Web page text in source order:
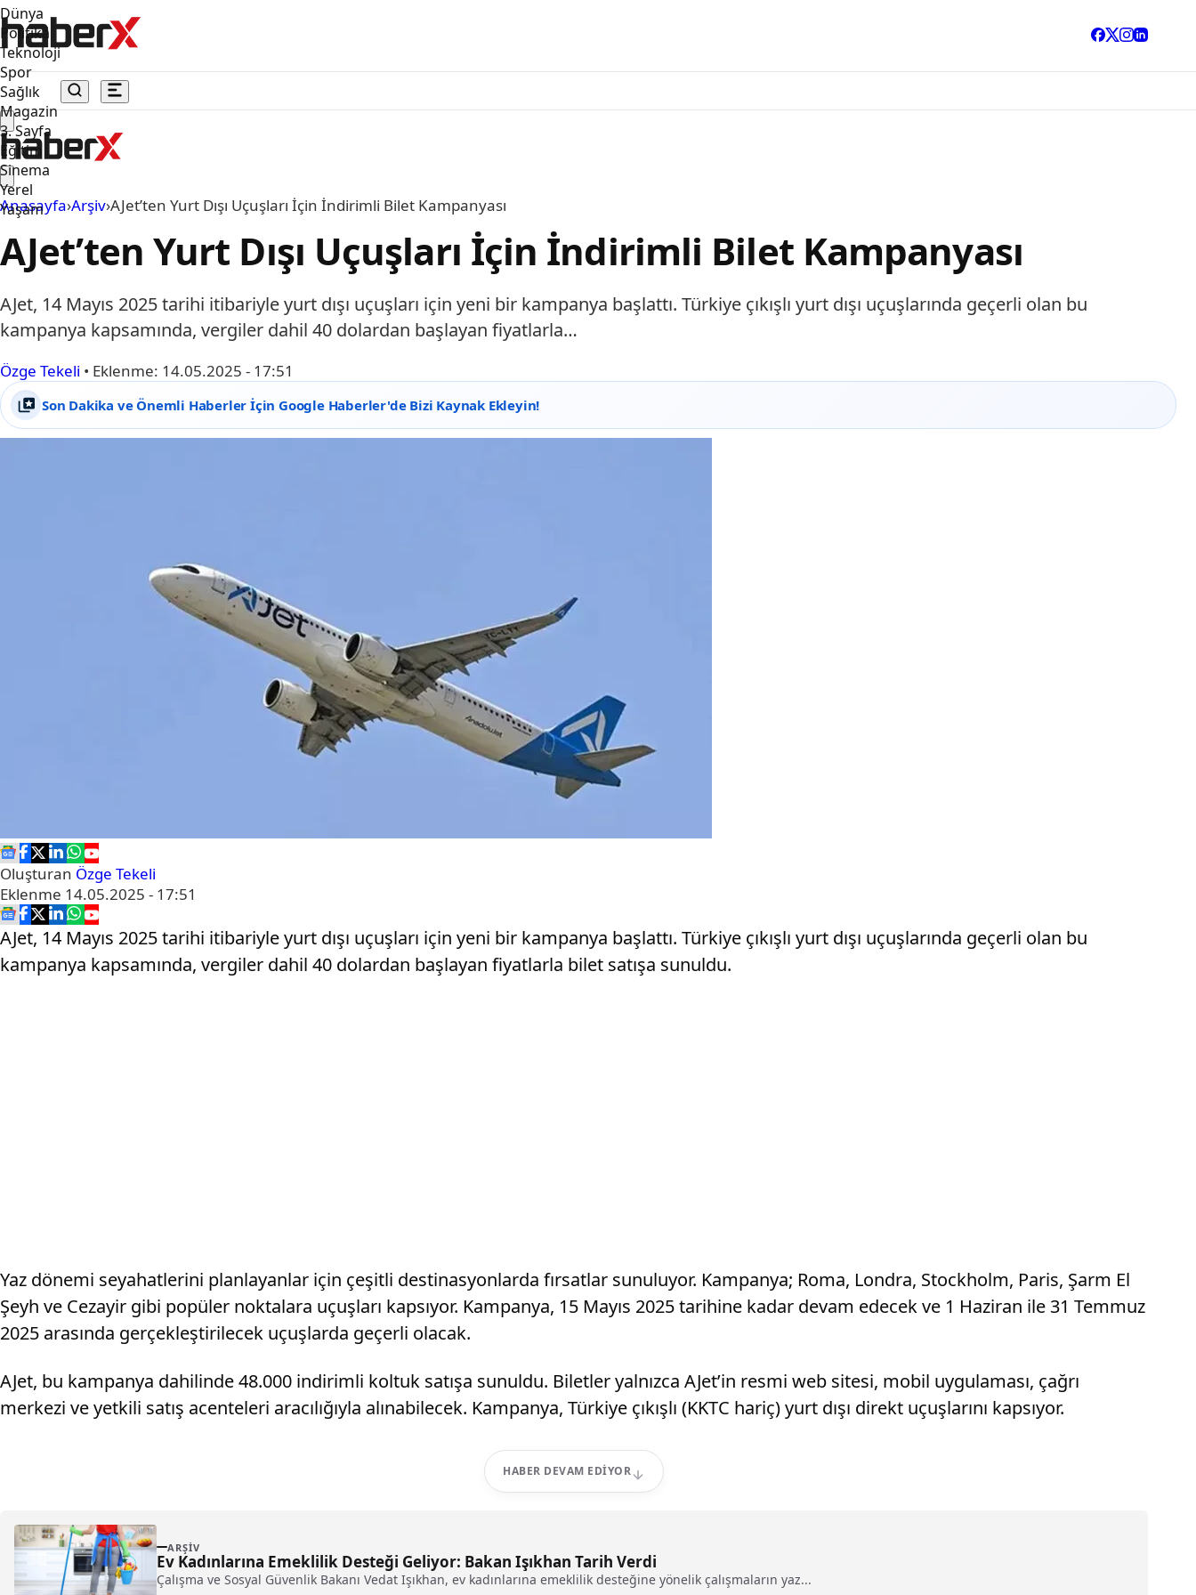
Dünya
Politika
Teknoloji
Spor
Sağlık
Magazin
3. Sayfa
Eğitim
Sinema
Yerel
Yaşam
Anasayfa›Arşiv›AJet’ten Yurt Dışı Uçuşları İçin İndirimli Bilet Kampanyası
AJet’ten Yurt Dışı Uçuşları İçin İndirimli Bilet Kampanyası
AJet, 14 Mayıs 2025 tarihi itibariyle yurt dışı uçuşları için yeni bir kampanya başlattı. Türkiye çıkışlı yurt dışı uçuşlarında geçerli olan bu
kampanya kapsamında, vergiler dahil 40 dolardan başlayan fiyatlarla…
Özge Tekeli • Eklenme: 14.05.2025 - 17:51
Son Dakika ve Önemli Haberler İçin Google Haberler'de Bizi Kaynak Ekleyin!
Oluşturan Özge Tekeli
Eklenme 14.05.2025 - 17:51
AJet, 14 Mayıs 2025 tarihi itibariyle yurt dışı uçuşları için yeni bir kampanya başlattı. Türkiye çıkışlı yurt dışı uçuşlarında geçerli olan bu
kampanya kapsamında, vergiler dahil 40 dolardan başlayan fiyatlarla bilet satışa sunuldu.
Yaz dönemi seyahatlerini planlayanlar için çeşitli destinasyonlarda fırsatlar sunuluyor. Kampanya; Roma, Londra, Stockholm, Paris, Şarm El
Şeyh ve Cezayir gibi popüler noktalara uçuşları kapsıyor. Kampanya, 15 Mayıs 2025 tarihine kadar devam edecek ve 1 Haziran ile 31 Temmuz
2025 arasında gerçekleştirilecek uçuşlarda geçerli olacak.
AJet, bu kampanya dahilinde 48.000 indirimli koltuk satışa sunuldu. Biletler yalnızca AJet’in resmi web sitesi, mobil uygulaması, çağrı
merkezi ve yetkili satış acenteleri aracılığıyla alınabilecek. Kampanya, Türkiye çıkışlı (KKTC hariç) yurt dışı direkt uçuşlarını kapsıyor.
HABER DEVAM EDIYOR
ARŞIV
Ev Kadınlarına Emeklilik Desteği Geliyor: Bakan Işıkhan Tarih Verdi
Çalışma ve Sosyal Güvenlik Bakanı Vedat Işıkhan, ev kadınlarına emeklilik desteğine yönelik çalışmaların yaz...